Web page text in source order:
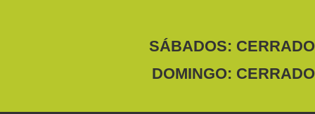
SÁBADOS: CERRADO
DOMINGO: CERRADO